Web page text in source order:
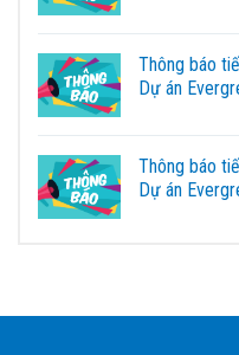
Thông báo
Dự án
Thông báo
Dự án